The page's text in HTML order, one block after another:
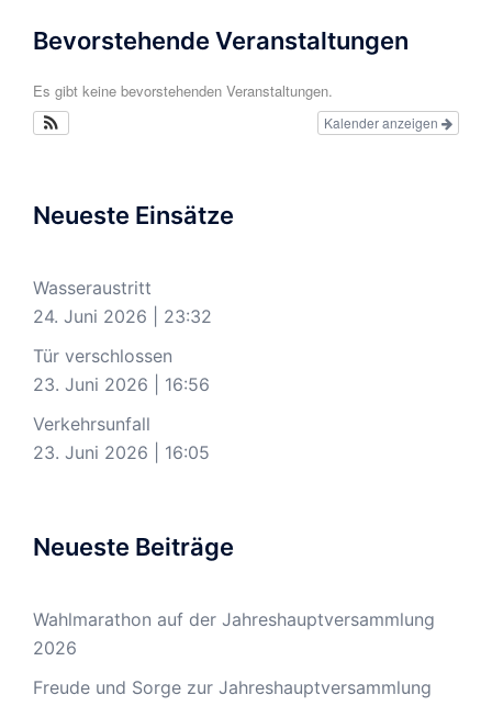
Bevorstehende Veranstaltungen
Es gibt keine bevorstehenden Veranstaltungen.
Kalender anzeigen
Neueste Einsätze
Wasseraustritt
24. Juni 2026
23:32
Tür verschlossen
23. Juni 2026
16:56
Verkehrsunfall
23. Juni 2026
16:05
Neueste Beiträge
Wahlmarathon auf der Jahreshauptversammlung
2026
Freude und Sorge zur Jahreshauptversammlung